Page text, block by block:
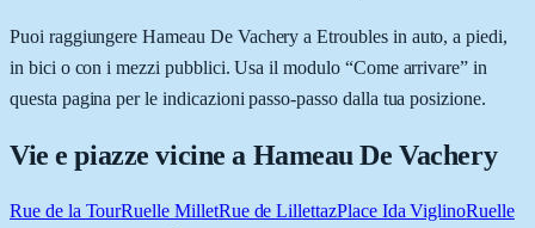
Puoi raggiungere Hameau De Vachery a Etroubles in auto, a piedi,
in bici o con i mezzi pubblici. Usa il modulo “Come arrivare” in
questa pagina per le indicazioni passo-passo dalla tua posizione.
Vie e piazze vicine a Hameau De Vachery
Rue de la TourRuelle MilletRue de LillettazPlace Ida ViglinoRuelle